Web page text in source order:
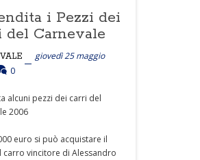
i Pezzi dei
del Carnevale
giovedì 25 maggio
0
alcuni pezzi dei carri del
2006
euro si può acquistare il
carro vincitore di Alessandro